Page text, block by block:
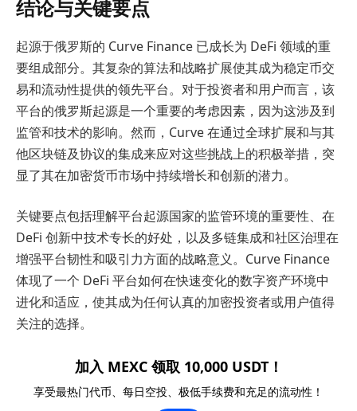
结论与关键要点
起源于俄罗斯的 Curve Finance 已成长为 DeFi 领域的重
要组成部分。其复杂的算法和战略扩展使其成为稳定币交
易和流动性提供的领先平台。对于投资者和用户而言，该
平台的俄罗斯起源是一个重要的考虑因素，因为这涉及到
监管和技术的影响。然而，Curve 在通过全球扩展和与其
他区块链及协议的集成来应对这些挑战上的积极举措，突
显了其在加密货币市场中持续增长和创新的潜力。
关键要点包括理解平台起源国家的监管环境的重要性、在
DeFi 创新中技术专长的好处，以及多链集成和社区治理在
增强平台韧性和吸引力方面的战略意义。Curve Finance
体现了一个 DeFi 平台如何在快速变化的数字资产环境中
进化和适应，使其成为任何认真的加密投资者或用户值得
关注的选择。
加入 MEXC 领取 10,000 USDT！
享受最热门代币、每日空投、极低手续费和充足的流动性！